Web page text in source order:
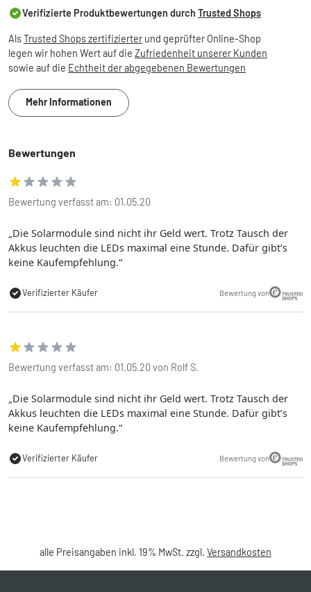
Verifizierte Produktbewertungen durch Trusted Shops
AlsTrusted Shops zertifizierter und geprüfter Online-Shop
legen wir hohen Wert auf die Zufriedenheit unserer Kunden
sowie auf die Echtheit der abgegebenen Bewertungen
Mehr Informationen
Bewertungen
Bewertung verfasst am: 01.05.20
Die Solarmodule sind nicht ihr Geld wert. Trotz Tausch der
Akkus leuchten die LEDs maximal eine Stunde. Dafür gibt’s
keine Kaufempfehlung.
Verifizierter Käufer Bewertung von
Bewertung verfasst am: 01.05.20 von Rolf S.
Die Solarmodule sind nicht ihr Geld wert. Trotz Tausch der
Akkus leuchten die LEDs maximal eine Stunde. Dafür gibt’s
keine Kaufempfehlung.
Verifizierter Käufer Bewertung von
alle Preisangaben inkl. 19% MwSt. zzgl. Versandkosten